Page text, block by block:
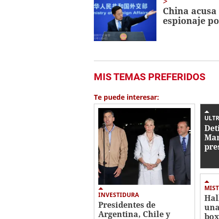
China
espionaje
MIS TEMAS PREFERIDOS
Te puede interesar:
INVESTIDURA
Presidentes de
Argentina, Chile y